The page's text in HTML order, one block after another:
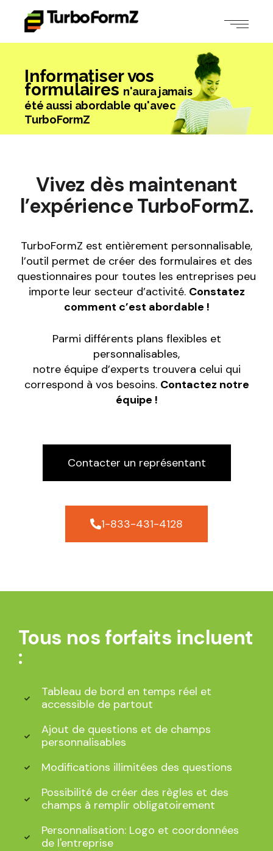
Informatiser vos
formulaires n'aura jamais
été aussi abordable qu'avec
TurboFormZ
Vivez dès maintenant
l’expérience TurboFormZ.
TurboFormZ est entièrement personnalisable,
l’outil permet de créer des formulaires et des
questionnaires pour toutes les entreprises peu
importe leur secteur d’activité. Constatez
comment c’est abordable !
Parmi différents plans flexibles et
personnalisables,
notre équipe d’experts trouvera celui qui
correspond à vos besoins. Contactez notre
équipe !
Contacter un représentant
1-833-431-4128
Tous nos forfaits incluent
:
Tableau de bord en temps réel et
accessible de partout
Ajout de questions et de champs
personnalisables
Modifications illimitées des questions
Possibilité de créer des règles et des
champs à remplir obligatoirement
Personnalisation: Logo et coordonnées
de l'entreprise